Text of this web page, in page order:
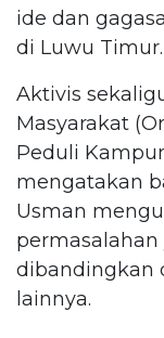
ide dan
di Luwu Timur.
Aktivis
Masyarakat
Peduli
mengatakan
Usman
dibandingkan
lainnya.